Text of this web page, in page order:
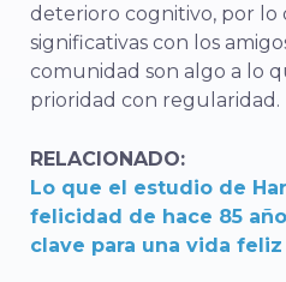
deterioro cognitivo, por lo
significativas con los
comunidad son algo a lo
prioridad con regularidad.
RELACIONADO:
Lo que el estudio de
felicidad de hace 85
clave para una vida feliz